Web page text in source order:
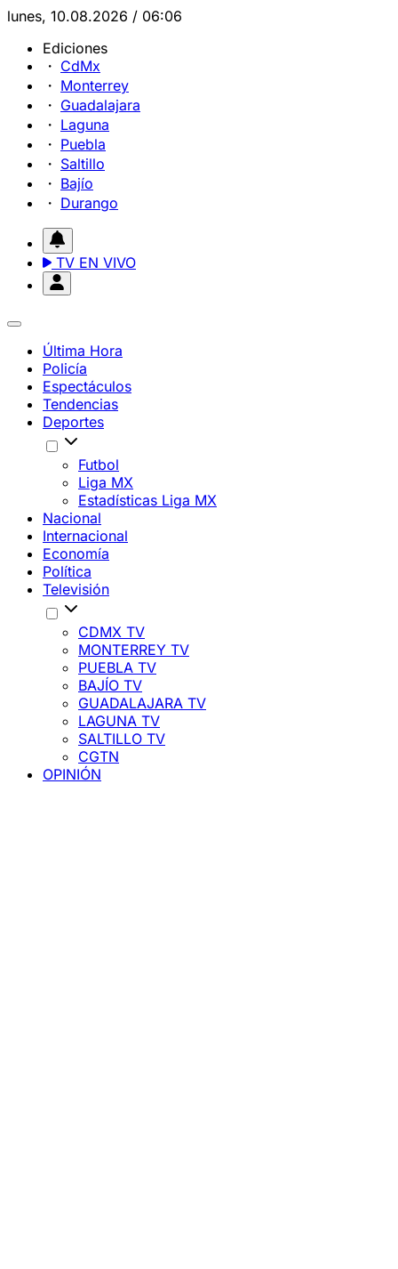
lunes, 10.08.2026 / 06:06
Ediciones
CdMx
Monterrey
Guadalajara
Laguna
Puebla
Saltillo
Bajío
Durango
TV EN VIVO
Última Hora
Policía
Espectáculos
Tendencias
Deportes
Futbol
Liga MX
Estadísticas Liga MX
Nacional
Internacional
Economía
Política
Televisión
CDMX TV
MONTERREY TV
PUEBLA TV
BAJÍO TV
GUADALAJARA TV
LAGUNA TV
SALTILLO TV
CGTN
OPINIÓN